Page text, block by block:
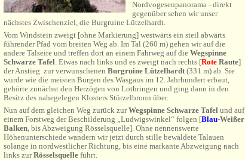
Nordvogesenpanorama - direkt
gegenüber sehen wir unser
nächstes Zwischenziel, die Burgruine Lützelhardt.
Vom Windstein zweigt [ohne Markierung] westwärts ein steil abwärts
führender Pfad vom breiten Weg ab. Im Tal (260 m) gehen wir auf die
andere Talseite und treffen dort an einem Fahrweg aufdie Wegspinne
Schwarze Tafel. Etwas nach links und es zweigt nach rechts [Rote Raute]
der Anstieg zur verwunschenen Burgruine Lützelhardt(331 m) ab. Sie
wurde wie die meisten Burgen des Wasgaus im 12. Jahrhundert erbaut,
gehörte zunächst den Herzögen von Lothringen und ging dann in den
Besitz des nahegelegen Klosters Stürzelbronn über.
Nun auf dem gleichen Weg zurück zurWegspinne Schwarze Tafel und auf
einem Forstweg der Beschilderung „Ludwigswinkel“ folgen [Blau-Weißer
Balken, bis Abzweigung Rösselsquelle]. Ohne nennenswerte
Höhenunterschiede wandern wir jetzt durch stille bewaldete Talauen
solange in nordwestlicher Richtung, bis eine markante Abzweigung nach
links zurRösselsquelle führt.